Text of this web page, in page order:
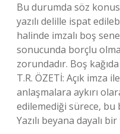
Bu durumda söz
yazılı delille ispat
halinde imzalı boş
sonucunda borçlu
zorundadır. Boş
T.R. ÖZETİ: Açık imza
anlaşmalara aykırı
edilemediği sürece,
Yazılı beyana dayalı